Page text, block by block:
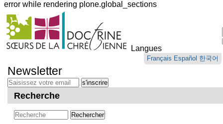
error while rendering plone.global_sections
Outils
personnels
Langues
Français Español 한국어
au
contenu.
Aller
navigation
Newsletter
Recherche